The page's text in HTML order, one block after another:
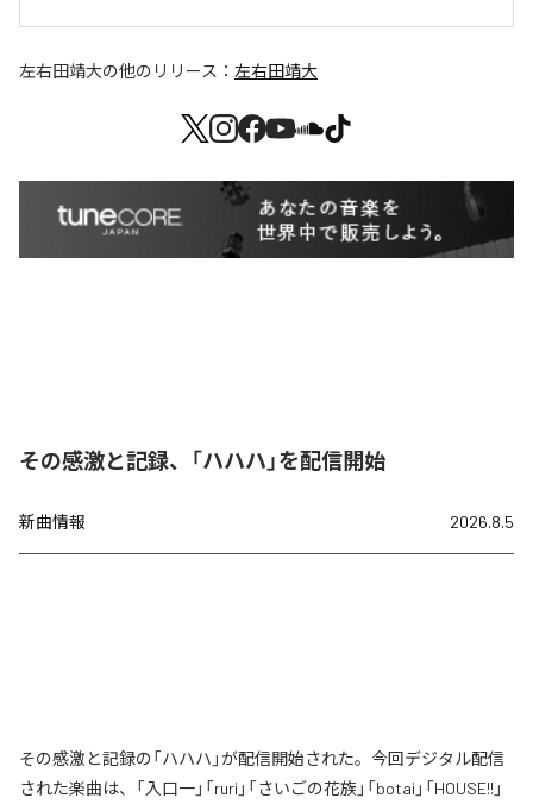
左右田靖大の他のリリース： 左右田靖大
その感激と記録、「ハハハ」を配信開始
新曲情報 2026.8.5
その感激と記録の「ハハハ」が配信開始された。今回デジタル配信
された楽曲は、「入口一」「ruri」「さいごの花族」「botai」「HOUSE!!」